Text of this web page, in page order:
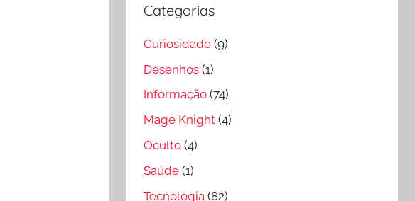
Categorias
Curiosidade (9)
Desenhos (1)
Informação (74)
Mage Knight (4)
Oculto (4)
Saúde (1)
Tecnologia (82)